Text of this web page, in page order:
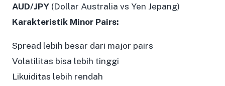
AUD/JPY (Dollar Australia vs Yen Jepang)
Karakteristik Minor Pairs:
Spread lebih besar dari major pairs
Volatilitas bisa lebih tinggi
Likuiditas lebih rendah